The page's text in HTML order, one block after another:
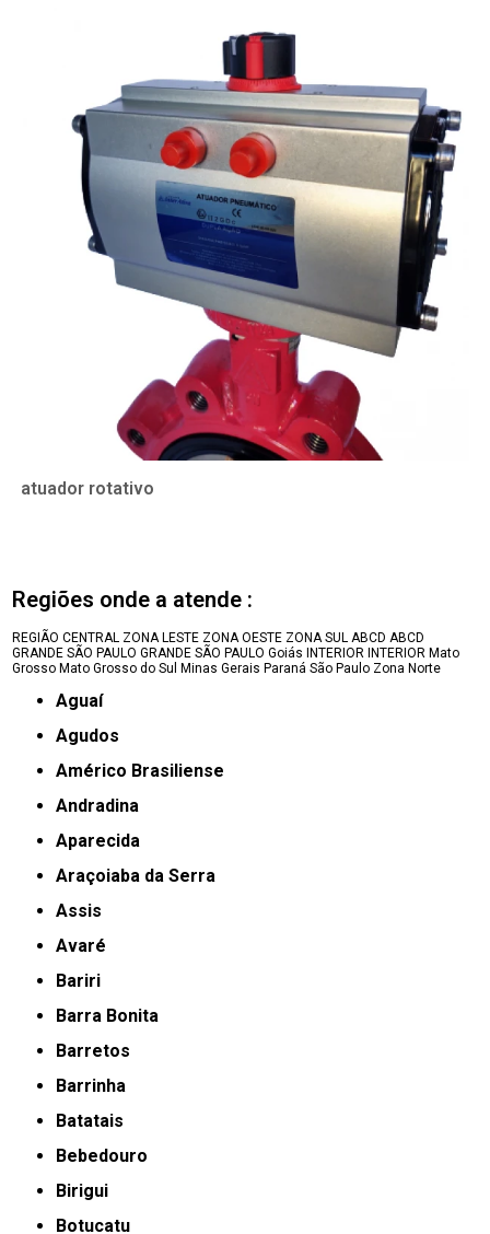
atuador rotativo
Regiões onde a atende :
REGIÃO CENTRAL ZONA LESTE ZONA OESTE ZONA SUL ABCD ABCD
GRANDE SÃO PAULO GRANDE SÃO PAULO Goiás INTERIOR INTERIOR Mato
Grosso Mato Grosso do Sul Minas Gerais Paraná São Paulo Zona Norte
Aguaí
Agudos
Américo Brasiliense
Andradina
Aparecida
Araçoiaba da Serra
Assis
Avaré
Bariri
Barra Bonita
Barretos
Barrinha
Batatais
Bebedouro
Birigui
Botucatu